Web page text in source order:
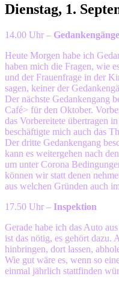
Dienstag, 1.
14.00 Uhr – Gedankengänge
Heute Morgen habe ich
haben mich die Fragen, wie
und der Frauenfrage in der
sagen, keiner der
Der nächste Gedankengang
Café> für den Oktober.
das Vorbereitete übertragen
beschäftigte mich auch das
Der dritte Gedankengang
kann es weitergehen nach
um unter Corona
können wir statt denen
aus welchen Gründen auch
17.50 Uhr – Inspektion
Gerade habe ich das Auto
ist das nötig, es gehört dazu.
hinbringen, dort lassen,
Wie gut wäre es, wenn so
einmal jährlich stattfinden